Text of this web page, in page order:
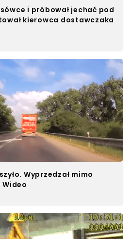
i próbował jechać pod
kierowca dostawczaka
Wyprzedzał mimo
Wideo